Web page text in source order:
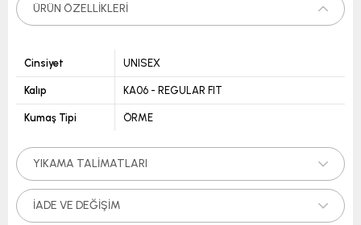
ÜRÜN ÖZELLIKLERI
Cinsiyet UNISEX
Kalıp KA06 - REGULAR FIT
Kumaş Tipi ÖRME
YIKAMA TALIMATLARI
İADE VE DEĞIŞIM